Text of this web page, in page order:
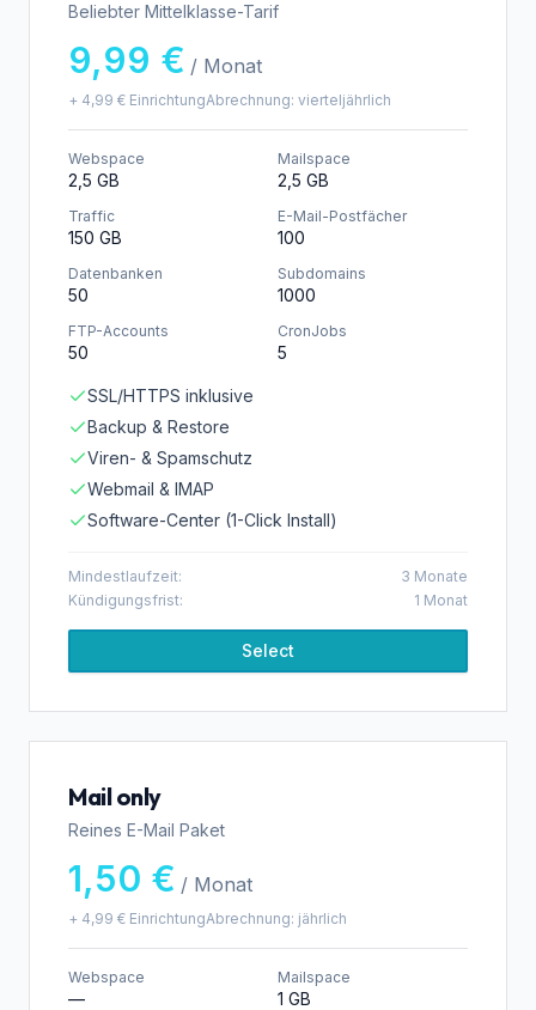
Beliebter Mittelklasse-Tarif
9,99 € / Monat
+ 4,99 € EinrichtungAbrechnung: vierteljährlich
Webspace
2,5 GB
Mailspace
2,5 GB
Traffic
150 GB
E-Mail-Postfächer
100
Datenbanken
50
Subdomains
1000
FTP-Accounts
50
CronJobs
5
SSL/HTTPS inklusive
Backup & Restore
Viren- & Spamschutz
Webmail & IMAP
Software-Center (1-Click Install)
Mindestlaufzeit: 3 Monate
Kündigungsfrist:
1 Monat
Select
Mail only
Reines E-Mail Paket
1,50 € / Monat
+ 4,99 € EinrichtungAbrechnung: jährlich
Webspace
—
Mailspace
1 GB